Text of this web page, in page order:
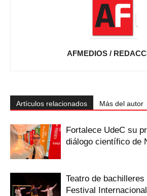
AFMEDIOS /
Artículos relacionados Más del autor
Fortalece UdeC su
diálogo científico de
Teatro de
Festival